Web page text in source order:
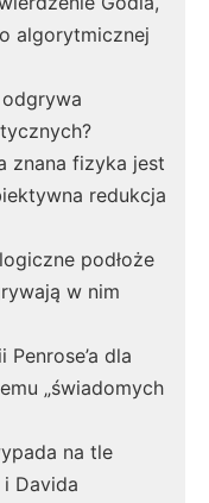
algorytmicznej
znana fizyka jest
redukcja
podłoże
w nim
dla
„świadomych
na tle
Davida